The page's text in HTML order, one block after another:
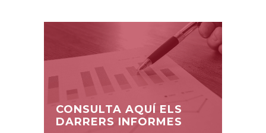
CONSULTA AQUÍ ELS
DARRERS INFORMES